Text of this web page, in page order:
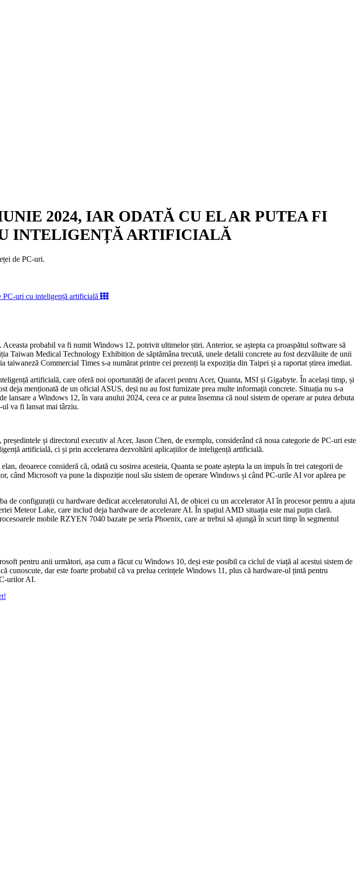
2024, IAR ODATĂ CU EL AR PUTEA FI
INTELIGENȚĂ ARTIFICIALĂ
de PC-uri.
probabil va fi numit Windows 12, potrivit ultimelor știri. Anterior, se aștepta ca proaspătul software să
Taiwan Medical Technology Exhibition de săptămâna trecută, unele detalii concrete au fost dezvăluite de unii
Commercial Times s-a numărat printre cei prezenți la expoziția din Taipei și a raportat știrea imediat.
artificială, care oferă noi oportunități de afaceri pentru Acer, Quanta, MSI și Gigabyte. În același timp, și
deja menționată de un oficial ASUS, deși nu au fost furnizate prea multe informații concrete. Situația nu s-a
a Windows 12, în vara anului 2024, ceea ce ar putea însemna că noul sistem de operare ar putea debuta
ul va fi lansat mai târziu.
și directorul executiv al Acer, Jason Chen, de exemplu, considerând că noua categorie de PC-uri este
artificială, ci și prin accelerarea dezvoltării aplicațiilor de inteligență artificială.
deoarece consideră că, odată cu sosirea acesteia, Quanta se poate aștepta la un impuls în trei categorii de
Microsoft va pune la dispoziție noul său sistem de operare Windows și când PC-urile AI vor apărea pe
configurații cu hardware dedicat acceleratorului AI, de obicei cu un accelerator AI în procesor pentru a ajuta
Meteor Lake, care includ deja hardware de accelerare AI. În spațiul AMD situația este mai puțin clară.
mobile RZYEN 7040 bazate pe seria Phoenix, care ar trebui să ajungă în scurt timp în segmentul
pentru anii următori, așa cum a făcut cu Windows 10, deși este posibil ca ciclul de viață al acestui sistem de
dar este foarte probabil că va prelua cerințele Windows 11, plus că hardware-ul țintă pentru
urilor AI.